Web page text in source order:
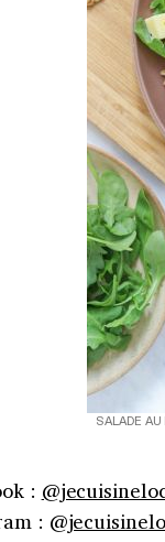
SALADE
:
: @